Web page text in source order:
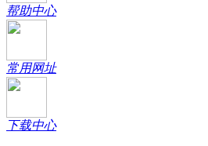
帮助中心
常用网址
下载中心